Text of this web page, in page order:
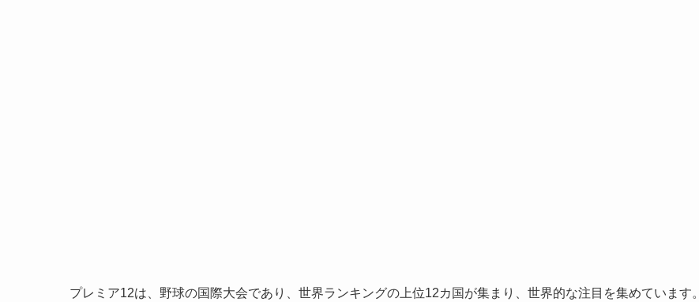
プレミア12は、野球の国際大会であり、世界ランキングの上位12カ国が集まり、世界的な注目を集めています。